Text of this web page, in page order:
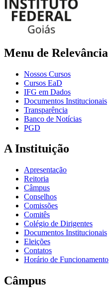
Menu de Relevância
Nossos Cursos
Cursos EaD
IFG em Dados
Documentos Institucionais
Transparência
Banco de Notícias
PGD
A Instituição
Apresentação
Reitoria
Câmpus
Conselhos
Comissões
Comitês
Colégio de Dirigentes
Documentos Institucionais
Eleições
Contatos
Horário de Funcionamento
Câmpus